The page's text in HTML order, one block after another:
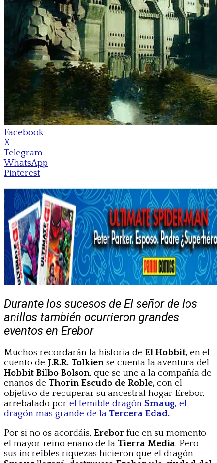
Facebook
X
Telegram
WhatsApp
Pinterest
Durante los sucesos de El señor de los
anillos también ocurrieron grandes
eventos en Erebor
Muchos recordarán la historia de El Hobbit, en el
cuento de J.R.R. Tolkien se cuenta la aventura del
Hobbit Bilbo Bolson, que se une a la compañía de
enanos de Thorin Escudo de Roble, con el
objetivo de recuperar su ancestral hogar Erebor,
arrebatado por el temible dragón Smaug, el
dragón mas grande de la Tercera Edad.
Por si no os acordáis, Erebor fue en su momento
el mayor reino enano de la Tierra Media. Pero
sus increíbles riquezas hicieron que el dragón